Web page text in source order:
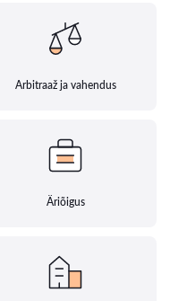
Arbitraaž ja vahendus
Äriõigus